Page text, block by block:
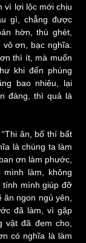
vì lợi lộc mới chịu
gì, chẳng được
hờn, thù ghét,
vô ơn, bạc nghĩa.
thì ít, mà muốn
khi đến phúng
bao nhiêu, lại
đàng, thì quả là
ân, bố thí bất
là chúng ta làm
ơn làm phước,
làm, không
tính mình giúp đỡ
ngon ngủ yên,
đã làm, vì gặp
vật đã đem cho,
có nghĩa là làm